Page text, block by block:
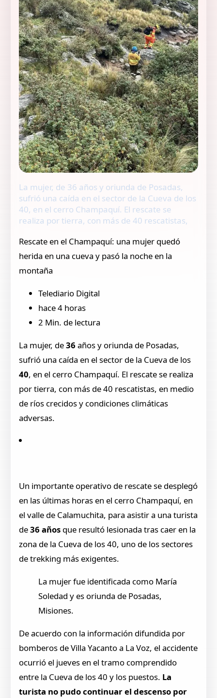
La mujer, de 36 años y oriunda de Posadas,
sufrió una caída en el sector de la Cueva de los
40, en el cerro Champaquí. El rescate se
realiza por tierra, con más de 40 rescatistas,
Rescate en el Champaquí: una mujer quedó
herida en una cueva y pasó la noche en la
montaña
Telediario Digital
hace 4 horas
2 Min. de lectura
La mujer, de36 años y oriunda de Posadas,
sufrió una caída en el sector de la Cueva de los
40, en el cerro Champaquí. El rescate se realiza
por tierra, con más de 40 rescatistas, en medio
de ríos crecidos y condiciones climáticas
adversas.
Un importante operativo de rescate se desplegó
en las últimas horas en el cerro Champaquí, en
el valle de Calamuchita, para asistir a una turista
de36 años que resultó lesionada tras caer en la
zona de la Cueva de los 40, uno de los sectores
de trekking más exigentes.
La mujer fue identificada como María
Soledad y es oriunda de Posadas,
Misiones.
De acuerdo con la información difundida por
bomberos de Villa Yacanto a La Voz, el accidente
ocurrió el jueves en el tramo comprendido
entre la Cueva de los 40 y los puestos. La
turista no pudo continuar el descenso por